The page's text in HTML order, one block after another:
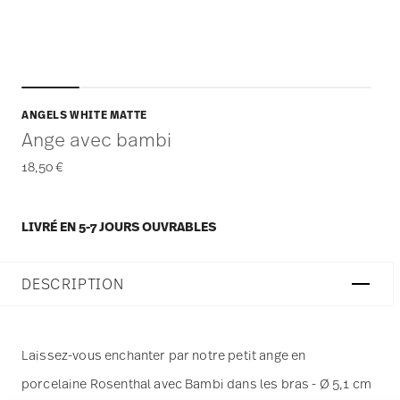
ANGELS WHITE MATTE
Ange avec bambi
18,50 €
LIVRÉ EN 5-7 JOURS OUVRABLES
DESCRIPTION
Laissez-vous enchanter par notre petit ange en
porcelaine Rosenthal avec Bambi dans les bras - Ø 5,1 cm